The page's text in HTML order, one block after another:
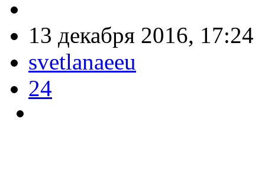
13 декабря 2016, 17:24
svetlanaeeu
24